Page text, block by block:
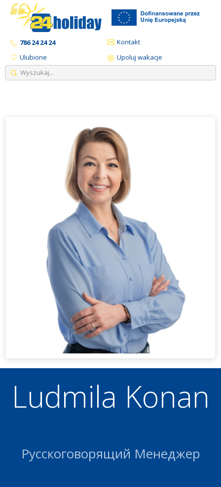
786 24 24 24
Kontakt
Ulubione
Upoluj wakacje
Ludmila Konan
Русскоговорящий Менеджер